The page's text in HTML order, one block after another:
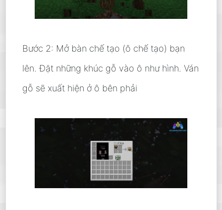
Bước 2: Mở bàn chế tạo (ô chế tạo) bạn
lên. Đặt những khúc gỗ vào ô như hình. Ván
gỗ sẽ xuất hiện ở ô bên phải